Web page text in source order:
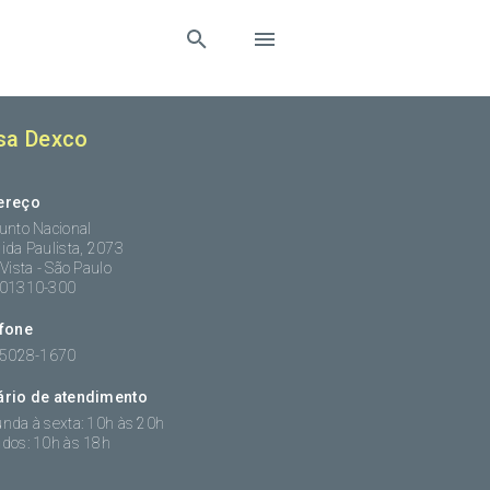
Dexco
Nacional
Paulista, 2073
- São Paulo
300
1670
de atendimento
à sexta: 10h às 20h
10h às 18h